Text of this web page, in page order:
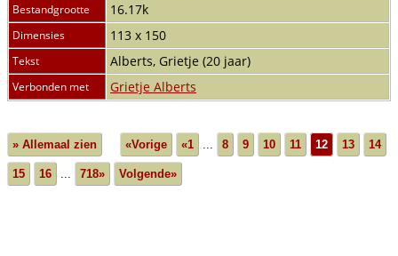
Bestandgrootte 16.17k
Dimensies 113 x 150
Tekst Alberts, Grietje (20 jaar)
Verbonden met Grietje Alberts
» Allemaal zien «Vorige «1 8 9 10 11 12 13 14
15 16 718» Volgende»